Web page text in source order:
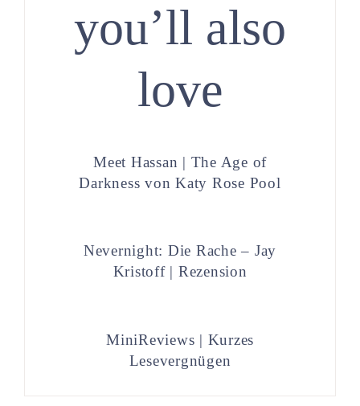
you’ll also
love
Meet Hassan | The Age of
Darkness von Katy Rose Pool
Nevernight: Die Rache – Jay
Kristoff | Rezension
MiniReviews | Kurzes
Lesevergnügen